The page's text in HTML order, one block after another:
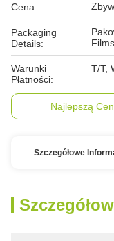
Cena:
Packaging
Details:
Warunki
Płatności:
T/T,
Najlepszą
Szczegółowe